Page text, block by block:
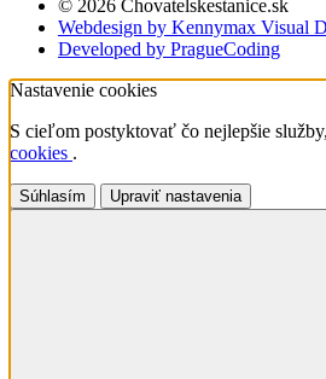
© 2026 Chovatelskestanice.sk
Webdesign by Kennymax Visual
Developed by PragueCoding
Nastavenie cookies
S cieľom postyktovať čo nejlepšie
cookies .
Súhlasím Upraviť nastavenia